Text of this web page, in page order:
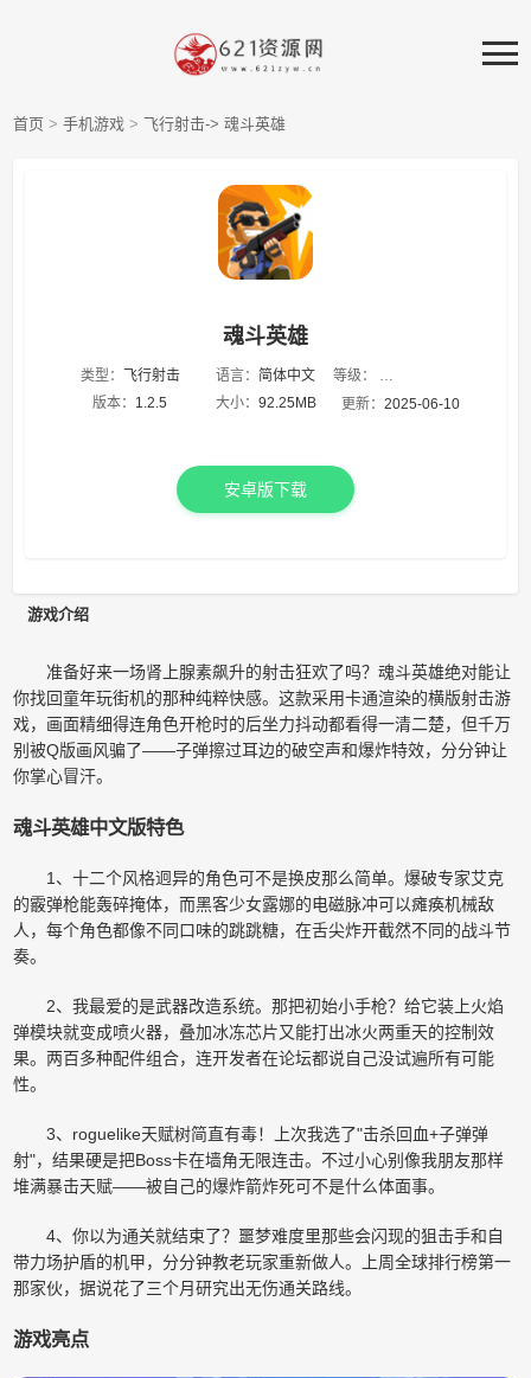
首页 >手机游戏 > 飞行射击-> 魂斗英雄
魂斗英雄
类型：
飞行射击
版本： 1.2.5
语言： 简体中文
大小： 92.25MB
等级：
★
更新：2025-06-10
安卓版下载
游戏介绍
准备好来一场肾上腺素飙升的射击狂欢了吗？魂斗英雄绝对能让
你找回童年玩街机的那种纯粹快感。这款采用卡通渲染的横版射击游
戏，画面精细得连角色开枪时的后坐力抖动都看得一清二楚，但千万
别被Q版画风骗了——子弹擦过耳边的破空声和爆炸特效，分分钟让
你掌心冒汗。
魂斗英雄中文版特色
1、十二个风格迥异的角色可不是换皮那么简单。爆破专家艾克
的霰弹枪能轰碎掩体，而黑客少女露娜的电磁脉冲可以瘫痪机械敌
人，每个角色都像不同口味的跳跳糖，在舌尖炸开截然不同的战斗节
奏。
2、我最爱的是武器改造系统。那把初始小手枪？给它装上火焰
弹模块就变成喷火器，叠加冰冻芯片又能打出冰火两重天的控制效
果。两百多种配件组合，连开发者在论坛都说自己没试遍所有可能
性。
3、roguelike天赋树简直有毒！上次我选了"击杀回血+子弹弹
射"，结果硬是把Boss卡在墙角无限连击。不过小心别像我朋友那样
堆满暴击天赋——被自己的爆炸箭炸死可不是什么体面事。
4、你以为通关就结束了？噩梦难度里那些会闪现的狙击手和自
带力场护盾的机甲，分分钟教老玩家重新做人。上周全球排行榜第一
那家伙，据说花了三个月研究出无伤通关路线。
游戏亮点